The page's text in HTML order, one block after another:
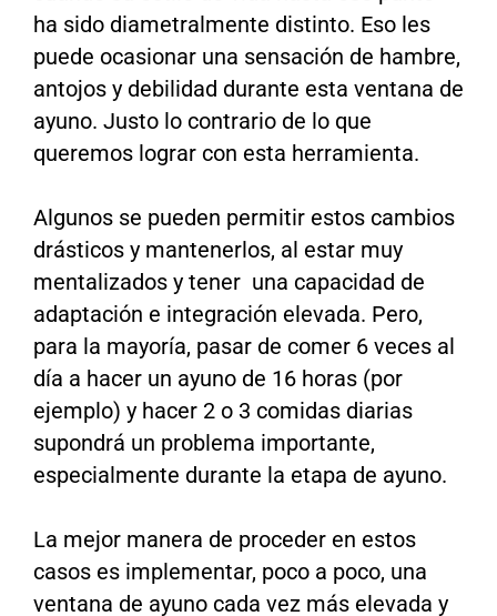
ha sido diametralmente distinto. Eso les
puede ocasionar una sensación de hambre,
antojos y debilidad durante esta ventana de
ayuno. Justo lo contrario de lo que
queremos lograr con esta herramienta.
Algunos se pueden permitir estos cambios
drásticos y mantenerlos, al estar muy
mentalizados y tener una capacidad de
adaptación e integración elevada. Pero,
para la mayoría, pasar de comer 6 veces al
día a hacer un ayuno de 16 horas (por
ejemplo) y hacer 2 o 3 comidas diarias
supondrá un problema importante,
especialmente durante la etapa de ayuno.
La mejor manera de proceder en estos
casos es implementar, poco a poco, una
ventana de ayuno cada vez más elevada y